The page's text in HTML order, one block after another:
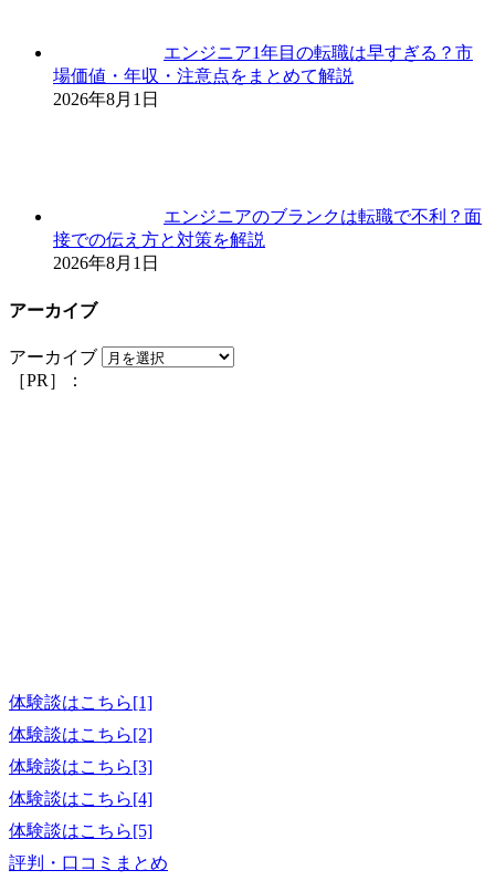
エンジニア1年目の転職は早すぎる？市
場価値・年収・注意点をまとめて解説
2026年8月1日
エンジニアのブランクは転職で不利？面
接での伝え方と対策を解説
2026年8月1日
アーカイブ
アーカイブ
［PR］：
体験談はこちら[1]
体験談はこちら[2]
体験談はこちら[3]
体験談はこちら[4]
体験談はこちら[5]
評判・口コミまとめ